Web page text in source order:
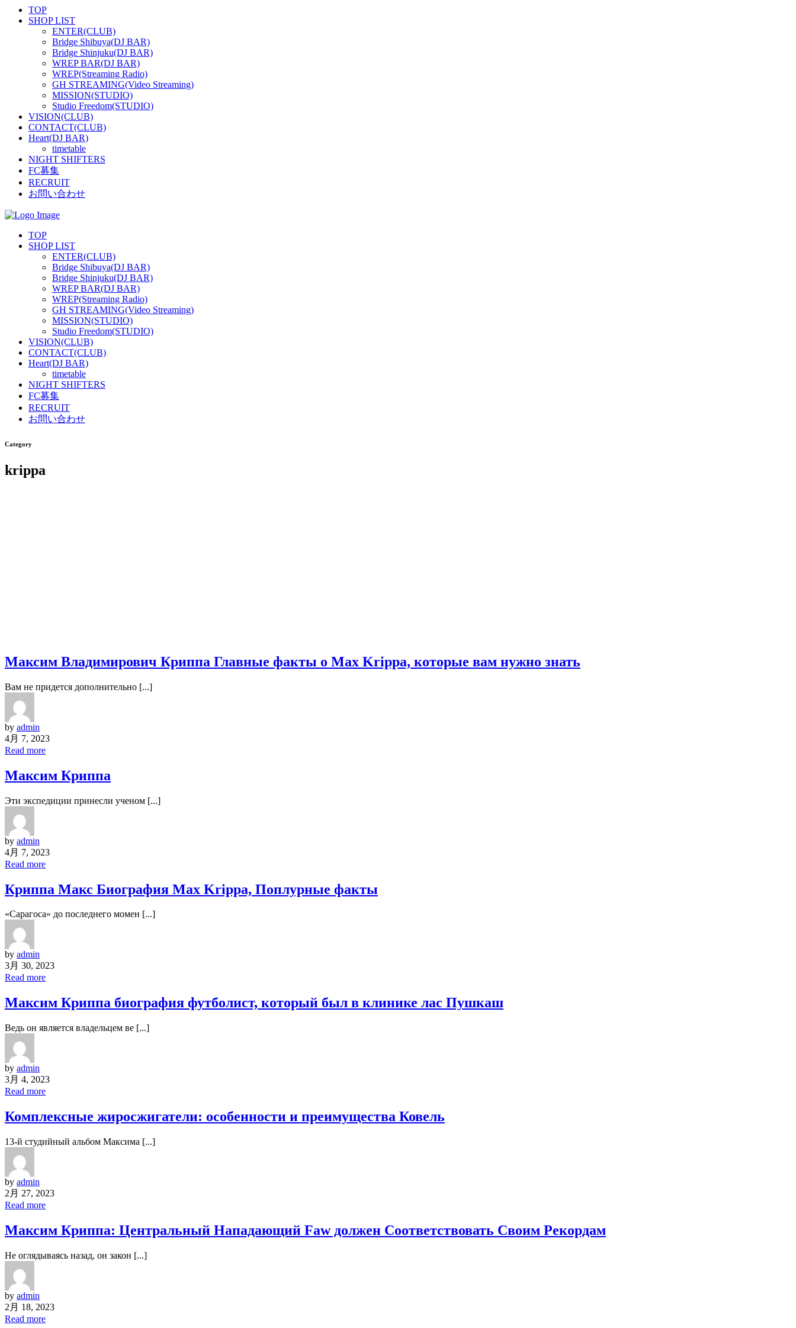
TOP
SHOP LIST
ENTER(CLUB)
Bridge Shibuya(DJ BAR)
Bridge Shinjuku(DJ BAR)
WREP BAR(DJ BAR)
WREP(Streaming Radio)
GH STREAMING(Video Streaming)
MISSION(STUDIO)
Studio Freedom(STUDIO)
VISION(CLUB)
CONTACT(CLUB)
Heart(DJ BAR)
timetable
NIGHT SHIFTERS
FC募集
RECRUIT
お問い合わせ
TOP
SHOP LIST
ENTER(CLUB)
Bridge Shibuya(DJ BAR)
Bridge Shinjuku(DJ BAR)
WREP BAR(DJ BAR)
WREP(Streaming Radio)
GH STREAMING(Video Streaming)
MISSION(STUDIO)
Studio Freedom(STUDIO)
VISION(CLUB)
CONTACT(CLUB)
Heart(DJ BAR)
timetable
NIGHT SHIFTERS
FC募集
RECRUIT
お問い合わせ
Category
krippa
Максим Владимирович Криппа Главные факты о Max Krippa, которые вам нужно знать
Вам не придется дополнительно [...]
by admin
4月 7, 2023
Read more
Максим Криппа
Эти экспедиции принесли ученом [...]
by admin
4月 7, 2023
Read more
Криппа Макс Биография Max Krippa, Поплурные факты
«Сарагоса» до последнего момен [...]
by admin
3月 30, 2023
Read more
Максим Криппа биография футболист, который был в клинике лас Пушкаш
Ведь он является владельцем ве [...]
by admin
3月 4, 2023
Read more
Комплексные жиросжигатели: особенности и преимущества Ковель
13-й студийный альбом Максима [...]
by admin
2月 27, 2023
Read more
Максим Криппа: Центральный Нападающий Faw должен Соответствовать Своим Рекордам
Не оглядываясь назад, он закон [...]
by admin
2月 18, 2023
Read more